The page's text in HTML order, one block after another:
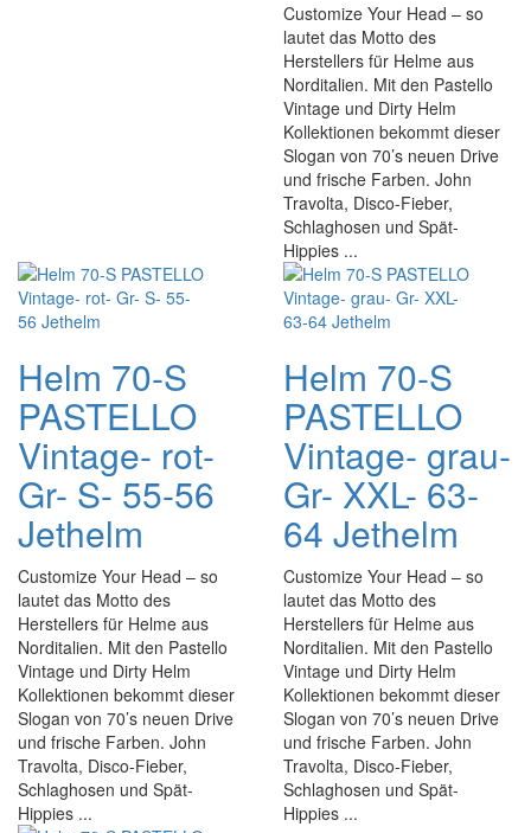
Customize Your Head – so
lautet das Motto des
Herstellers für Helme aus
Norditalien. Mit den Pastello
Vintage und Dirty Helm
Kollektionen bekommt dieser
Slogan von 70’s neuen Drive
und frische Farben. John
Travolta, Disco-Fieber,
Schlaghosen und Spät-
Hippies ...
Helm 70-S
PASTELLO
Vintage- rot-
Gr- S- 55-56
Jethelm
Customize Your Head – so
lautet das Motto des
Herstellers für Helme aus
Norditalien. Mit den Pastello
Vintage und Dirty Helm
Kollektionen bekommt dieser
Slogan von 70’s neuen Drive
und frische Farben. John
Travolta, Disco-Fieber,
Schlaghosen und Spät-
Hippies ...
Helm 70-S
PASTELLO
Vintage- grau-
Gr- XXL- 63-
64 Jethelm
Customize Your Head – so
lautet das Motto des
Herstellers für Helme aus
Norditalien. Mit den Pastello
Vintage und Dirty Helm
Kollektionen bekommt dieser
Slogan von 70’s neuen Drive
und frische Farben. John
Travolta, Disco-Fieber,
Schlaghosen und Spät-
Hippies ...